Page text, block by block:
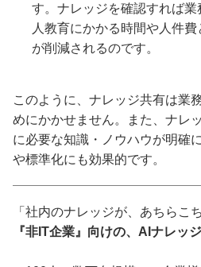
す。ナレッジを確認すれば
人教育にかかる時間や人件
が削減されるのです。
このように、ナレッジ共有は業
めにかかせません。また、ナレ
に必要な知識・ノウハウが明確
や標準化にも効果的です。
「社内のナレッジが、あちらこ
『非IT企業』向けの、AIナレッ